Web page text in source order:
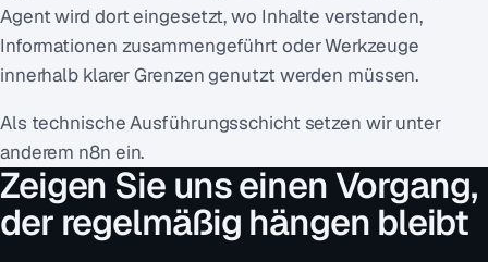
Agent wird dort eingesetzt, wo Inhalte verstanden,
Informationen zusammengeführt oder Werkzeuge
innerhalb klarer Grenzen genutzt werden müssen.
Als technische Ausführungsschicht setzen wir unter
anderem n8n ein.
Zeigen Sie uns einen Vorgang,
der regelmäßig hängen bleibt